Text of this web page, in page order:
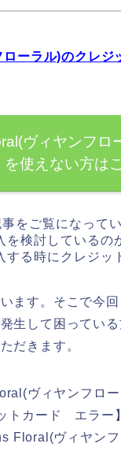
ーラル)のクレジ
ヴィヤンフロ
を使えない方は
をご覧になっ
を検討している
る時にクレジッ
ます。そこで今
生して困ってい
だきます。
ヴィヤンフロ
トカード エラ
Floral(ヴィヤン